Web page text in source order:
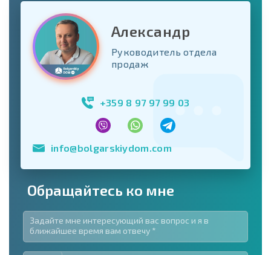
Александр
Руководитель отдела
продаж
+359 8 97 97 99 03
info@bolgarskiydom.com
Обращайтесь ко мне